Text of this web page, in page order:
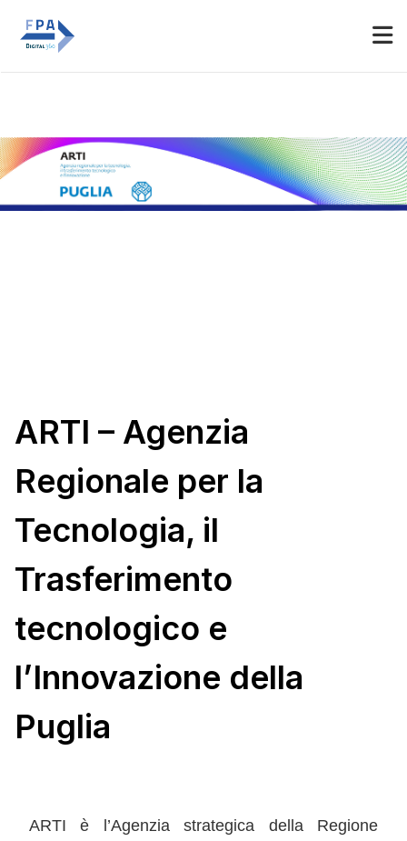
Accedi
ARTI – Agenzia
Regionale per la
Tecnologia, il
Trasferimento
tecnologico e
l’Innovazione della
Puglia
ARTI è l’Agenzia strategica della Regione